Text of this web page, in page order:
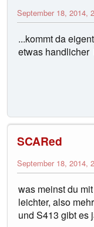
September 18, 2014,
...kommt da
etwas handlicher
SCARed
September 18, 2014,
was meinst du
leichter, also
und S413 gibt es